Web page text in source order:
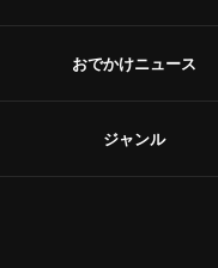
おでかけニュース
ジャンル